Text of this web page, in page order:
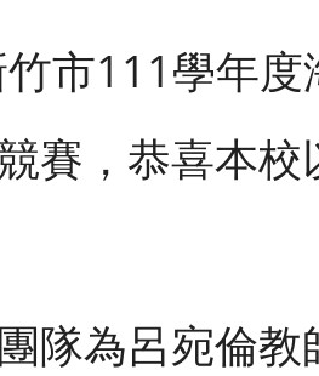
市111學年
賽，恭喜本
隊為呂宛倫教